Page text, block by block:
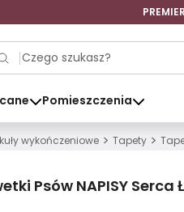
Pomieszczenia
wykończeniowe > Tapety >
Psów NAPISY Serca